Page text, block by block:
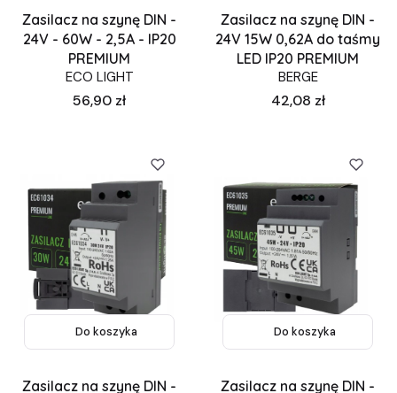
Zasilacz na szynę DIN -
24V - 60W - 2,5A - IP20
PREMIUM
ECO LIGHT
Cena
56,90 zł
Zasilacz na szynę DIN -
24V 15W 0,62A do taśmy
LED IP20 PREMIUM
BERGE
Cena
42,08 zł
Do koszyka
Zasilacz na szynę DIN -
Do koszyka
Zasilacz na szynę DIN -